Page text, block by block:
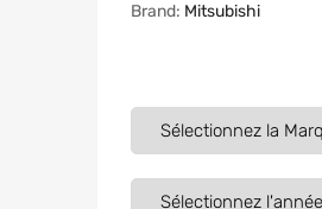
Brand: Mitsubishi